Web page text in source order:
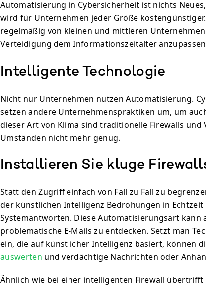
Automatisierung in Cybersicherheit ist nichts
wird für Unternehmen jeder Größe
regelmäßig von kleinen und mittleren
Verteidigung dem Informationszeitalter
Intelligente Technologie
Nicht nur Unternehmen nutzen Automatisierung.
setzen andere Unternehmenspraktiken um, um
dieser Art von Klima sind traditionelle Firewalls und
Umständen nicht mehr genug.
Installieren Sie kluge
Statt den Zugriff einfach von Fall zu Fall zu
der künstlichen Intelligenz Bedrohungen in
Systemantworten. Diese Automatisierungsart kann
problematische E-Mails zu entdecken. Setzt man
ein, die auf künstlicher Intelligenz basiert, können
auswerten und verdächtige Nachrichten oder
Ähnlich wie bei einer intelligenten Firewall übertrifft